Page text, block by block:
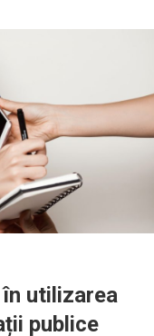
utilizarea
publice